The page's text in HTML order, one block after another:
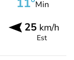
Min
25 km/h
Est